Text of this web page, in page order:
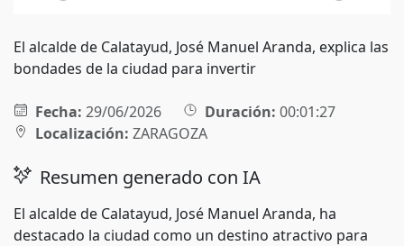
El alcalde de Calatayud, José Manuel Aranda, explica las
bondades de la ciudad para invertir
Fecha: 29/06/2026 Duración: 00:01:27
Localización: ZARAGOZA
Resumen generado con IA
El alcalde de Calatayud, José Manuel Aranda, ha
destacado la ciudad como un destino atractivo para